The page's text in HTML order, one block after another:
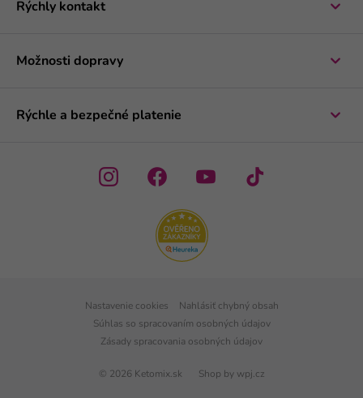
Rýchly kontakt
Možnosti dopravy
Rýchle a bezpečné platenie
© 2026 Ketomix.sk
Nastavenie cookies
Nahlásiť chybný obsah
Súhlas so spracovaním osobných údajov
Zásady spracovania osobných údajov
Shop by wpj.cz